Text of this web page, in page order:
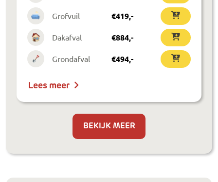
Grofvuil €419,-
Dakafval €884,-
Grondafval €494,-
Lees meer
BEKIJK MEER